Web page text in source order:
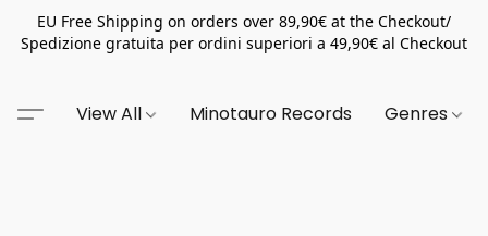
EU Free Shipping on orders over 89,90€ at the Checkout/
Spedizione gratuita per ordini superiori a 49,90€ al Checkout
View All Minotauro Records Genres